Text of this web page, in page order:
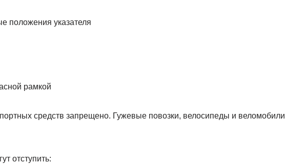
рамкой
средств запрещено. Гужевые повозки, велосипеды и веломобили
отступить: